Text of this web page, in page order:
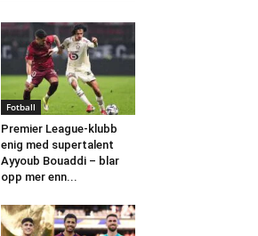
Fotball
Premier League-klubb
enig med supertalent
Ayyoub Bouaddi – blar
opp mer enn...